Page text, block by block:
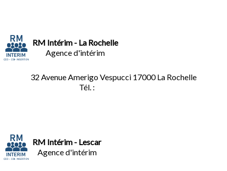
RM Intérim - La Rochelle
Agence d'intérim
32 Avenue Amerigo Vespucci 17000 La Rochelle
Tél. :
RM Intérim - Lescar
Agence d'intérim